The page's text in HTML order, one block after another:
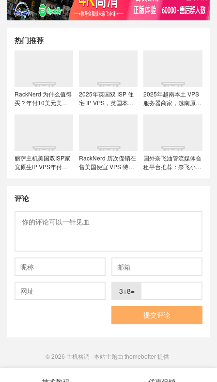
热门推荐
RackNerd 为什么值得
买？年付10美元美国
2025年英国双 ISP 住
宅 IP VPS，英国本土
2025年越南本土 VPS
服务器商家，越南原生
丽萨主机美国双ISP家
宽原生IP VPS年付特
RackNerd 历次促销在
售美国便宜 VPS 特价
国外奈飞油管流媒体合
租平台推荐：奈飞小
评论
3+8=
© 2026 主机格调 本站主题由 themebetter提供